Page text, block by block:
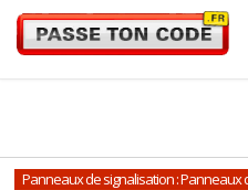
Panneaux de signalisation : Panneaux